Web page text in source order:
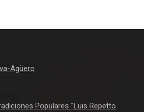
Agüero
Populares "Luis Repetto